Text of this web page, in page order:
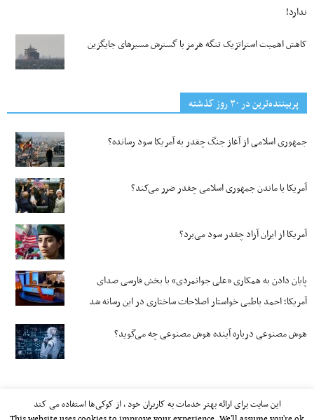
ندارد!
کاهش اهمیت استراتژیک تنگه‌ هرمز با گسترش مسیرهای جایگزین
پربیننده‌ترین‌ در ۳۰ روز گذشته
جمهوری اسلامی از آغاز جنگ چقدر به آمریکا سود رسانده؟
آمریکا با ماندن جمهوری اسلامی چقدر ضرر می‌کند؟
آمریکا از ایران آزاد چقدر سود می‌برد؟
پایان دادن به همکاری «علی جوانمردی» با بخش فارسی صدای
آمریکا؛ احمد باطبی خواستار اصلاحات ساختاری در این رسانه شد
هوش مصنوعی درباره آینده هوش مصنوعی چه می‌گوید؟
این سایت برای ارائه بهتر خدمات به کاربران خود ، از کوکی‌ها استفاده می کند